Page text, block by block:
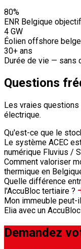
80%
ENR Belgique
4 GW
Éolien offshore belge
30+ ans
Durée de vie — sans
Questions
Les vraies
électrique.
Qu'est-ce que le
Le système ACEC
numérique Fluvius /
Comment valoriser
thermique en
Quelle différence
l'AccuBloc tertiaire ?
Mon immeuble
Elia avec un
Demandez